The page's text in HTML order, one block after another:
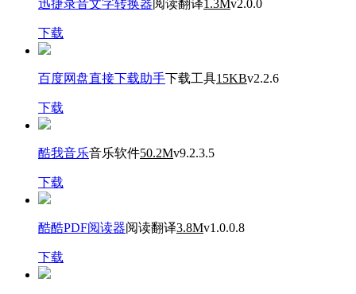
迅捷录音文字转换器 阅读翻译1.3Mv2.0.0
下载
百度网盘直接下载助手下载工具15KBv2.2.6
下载
酷我音乐音乐软件50.2Mv9.2.3.5
下载
酷酷PDF阅读器阅读翻译3.8Mv1.0.0.8
下载